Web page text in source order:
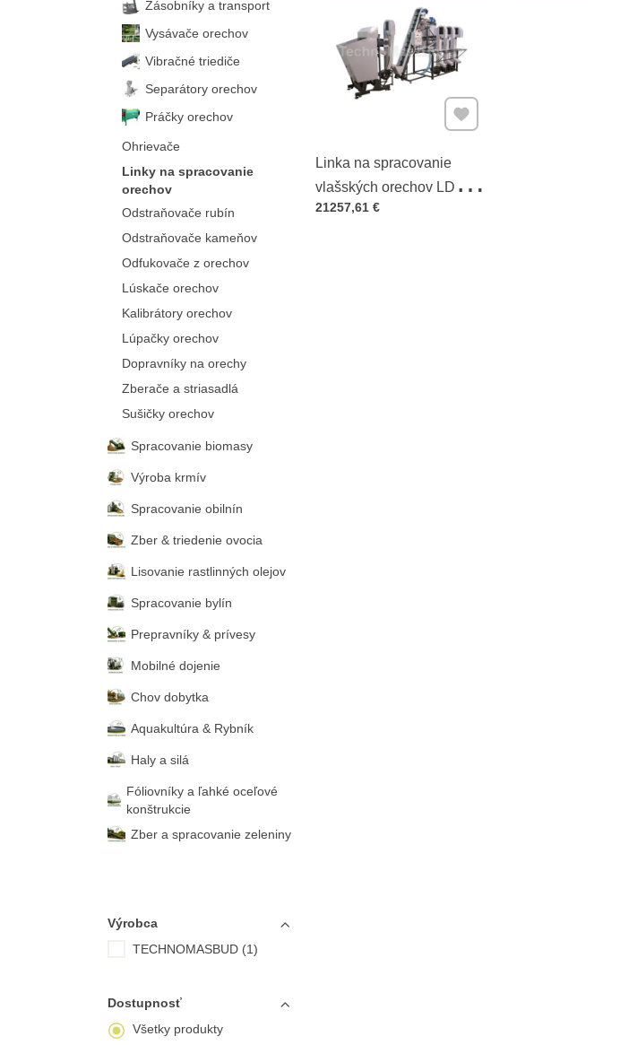
Linka na spracovanie
vlašských orechov LDO-
200
Cena s DPH
21257,61 €
Pridať k Obľúbeným
Zásobníky a transport
Vysávače orechov
Vibračné triediče
Separátory orechov
Práčky orechov
Ohrievače
Linky na spracovanie
orechov
Odstraňovače rubín
Odstraňovače kameňov
Odfukovače z orechov
Lúskače orechov
Kalibrátory orechov
Lúpačky orechov
Dopravníky na orechy
Zberače a striasadlá
Sušičky orechov
Spracovanie biomasy
Výroba krmív
Spracovanie obilnín
Zber & triedenie ovocia
Lisovanie rastlinných olejov
Spracovanie bylín
Prepravníky & prívesy
Mobilné dojenie
Chov dobytka
Aquakultúra & Rybník
Haly a silá
Fóliovníky a ľahké oceľové
konštrukcie
Zber a spracovanie zeleniny
Výrobca
TECHNOMASBUD (1)
Dostupnosť
Všetky produkty